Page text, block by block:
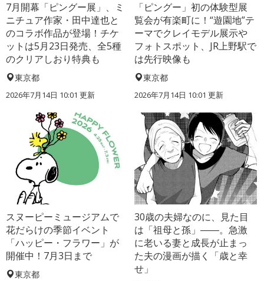
7月開幕「ピングー展」、ミ
ニチュア作家・田中達也と
のコラボ作品が登場！チケ
ットは5月23日発売、全5種
のクリアしおり特典も
東京都
2026年7月14日 10:01 更新
「ピングー」初の体験型展
覧会が有楽町に！“遊園地”テ
ーマでクレイモデル展示や
フォトスポット、JR上野駅で
は先行映像も
東京都
2026年7月14日 10:01 更新
スヌーピーミュージアムで
花だらけの季節イベント
「ハッピー・フラワー」が
開催中！7月3日まで
東京都
30歳の夫婦なのに、見た目
は「祖母と孫」――。急激
に老いる妻と成長が止まっ
た夫の漫画が描く「歳と幸
せ」